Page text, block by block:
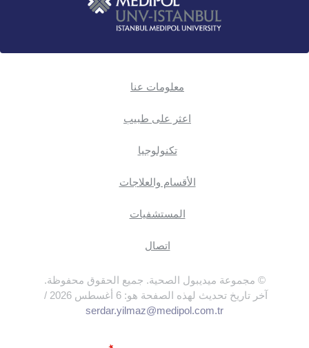
معلومات عنا
اعثر على طبيب
تكنولوجيا
الأقسام والعلاجات
المستشفيات
اتصال
© مجموعة ميديبول الصحية. جميع الحقوق محفوظة.
آخر تاريخ تحديث لهذه الصفحة هو: 6 أغسطس 2026 /
serdar.yilmaz@medipol.com.tr